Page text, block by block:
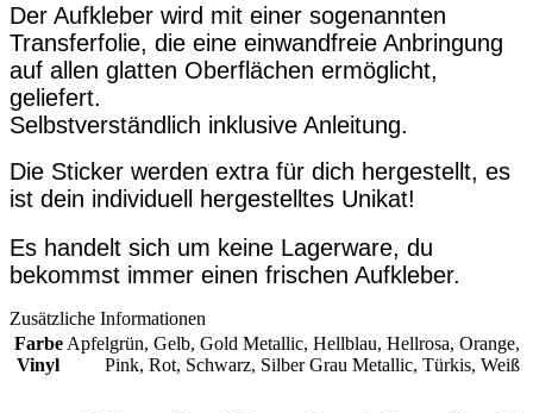
Der Aufkleber wird mit einer sogenannten
Transferfolie, die eine einwandfreie Anbringung
auf allen glatten Oberflächen ermöglicht,
geliefert.
Selbstverständlich inklusive Anleitung.
Die Sticker werden extra für dich hergestellt, es
ist dein individuell hergestelltes Unikat!
Es handelt sich um keine Lagerware, du
bekommst immer einen frischen Aufkleber.
Zusätzliche Informationen
Farbe
Vinyl
Apfelgrün, Gelb, Gold Metallic, Hellblau, Hellrosa, Orange,
Pink, Rot, Schwarz, Silber Grau Metallic, Türkis, Weiß